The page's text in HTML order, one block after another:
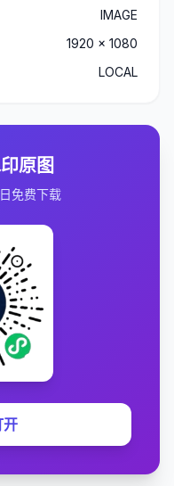
IMAGE
1920 x 1080
LOCAL
原图
免费下载
开